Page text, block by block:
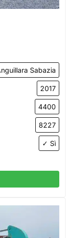
Sabazia
2017
4400
8227
✓ Sì